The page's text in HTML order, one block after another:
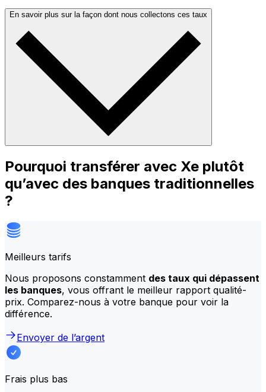
En savoir plus sur la façon dont nous collectons ces taux
Pourquoi transférer avec Xe plutôt
qu’avec des banques traditionnelles
?
Meilleurs tarifs
Nous proposons constamment des taux qui dépassent
les banques, vous offrant le meilleur rapport qualité-
prix. Comparez-nous à votre banque pour voir la
différence.
Envoyer de l’argent
Frais plus bas